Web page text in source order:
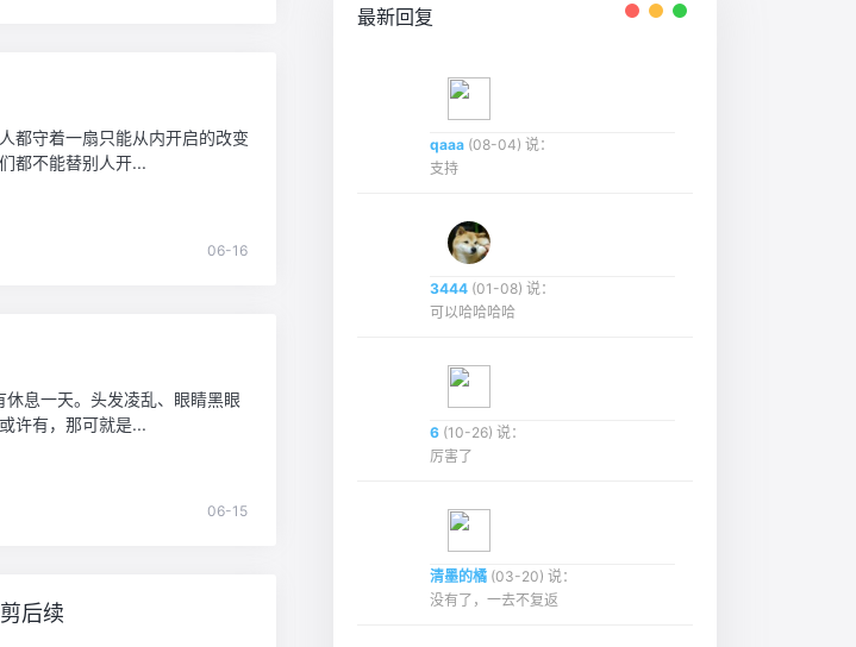
都守着一扇只能从内开启的改变
都不能替别人开...
06-16
休息一天。头发凌乱、眼睛黑眼
许有，那可就是...
06-15
后续
最新回复
qaaa (08-04) 说：
支持
3444 (01-08) 说：
可以哈哈哈哈
6 (10-26) 说：
厉害了
清墨的橘 (03-20) 说：
没有了，一去不复返